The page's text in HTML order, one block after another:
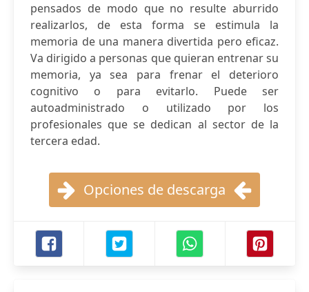
pensados de modo que no resulte aburrido
realizarlos, de esta forma se estimula la
memoria de una manera divertida pero eficaz.
Va dirigido a personas que quieran entrenar su
memoria, ya sea para frenar el deterioro
cognitivo o para evitarlo. Puede ser
autoadministrado o utilizado por los
profesionales que se dedican al sector de la
tercera edad.
Opciones de descarga